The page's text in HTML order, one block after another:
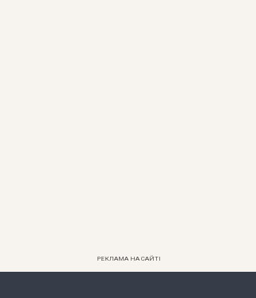
РЕКЛАМА НА САЙТІ